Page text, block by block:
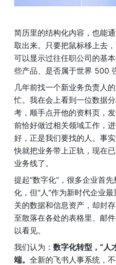
简历里的结构化内容，也能
取出来。只要把鼠标移上去
可以显示过往任职公司的基
些产品、是否属于世界 500
几年前找一个新业务负责人
忙。我在会上看到一位数据
考，顺手点开他的资料页，
前恰好做过相关领域工作，
好，正是我们要找的人。事
快就把业务带上正轨，现在
业务线了。
提起“数字化”，很多企业首
化，但"人"作为新时代企业最
关的数据和信息资产，却封
至散落在各处的表格里、邮
以看见。
我们认为： 数字化转型，“人
端。 全新的飞书人事系统，